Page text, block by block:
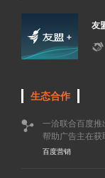
友

生态合作

一洽联合百度推
帮助广告主在获
百度营销